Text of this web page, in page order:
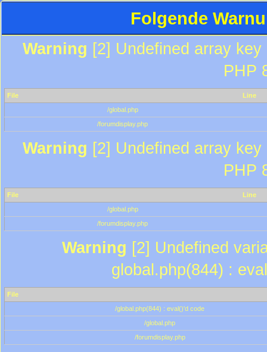
Folgende
Warning [2] Undefined array
PHP
File
Line
/global.php
/forumdisplay.php
Warning [2] Undefined array
PHP
File
Line
/global.php
/forumdisplay.php
Warning [2] Undefined
global.php(844) :
File
/global.php(844) : eval()'d code
/global.php
/forumdisplay.php